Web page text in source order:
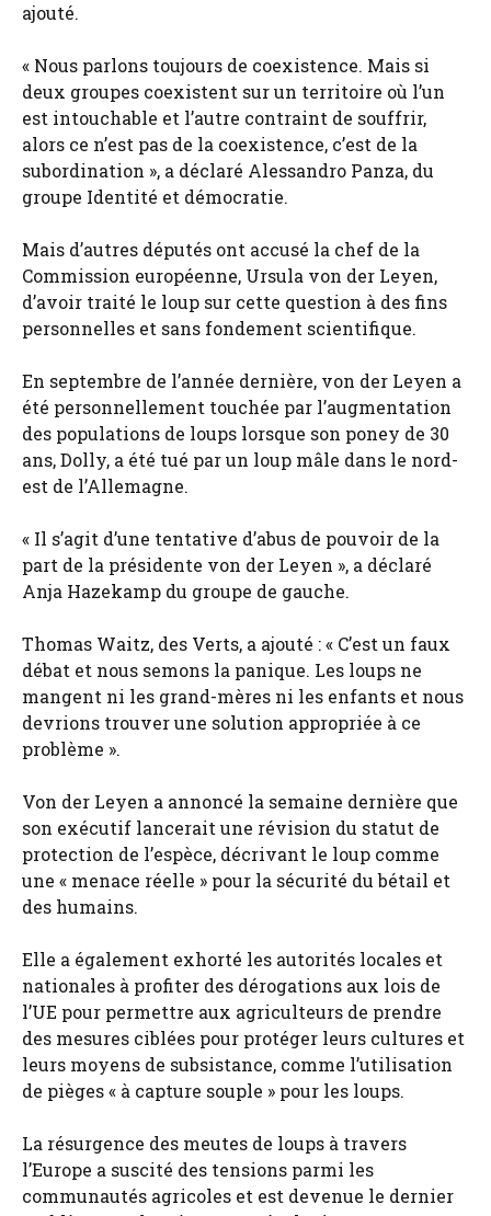
ajouté.
« Nous parlons toujours de coexistence. Mais si
deux groupes coexistent sur un territoire où l’un
est intouchable et l’autre contraint de souffrir,
alors ce n’est pas de la coexistence, c’est de la
subordination », a déclaré Alessandro Panza, du
groupe Identité et démocratie.
Mais d’autres députés ont accusé la chef de la
Commission européenne, Ursula von der Leyen,
d’avoir traité le loup sur cette question à des fins
personnelles et sans fondement scientifique.
En septembre de l’année dernière, von der Leyen a
été personnellement touchée par l’augmentation
des populations de loups lorsque son poney de 30
ans, Dolly, a été tué par un loup mâle dans le nord-
est de l’Allemagne.
« Il s’agit d’une tentative d’abus de pouvoir de la
part de la présidente von der Leyen », a déclaré
Anja Hazekamp du groupe de gauche.
Thomas Waitz, des Verts, a ajouté : « C’est un faux
débat et nous semons la panique. Les loups ne
mangent ni les grand-mères ni les enfants et nous
devrions trouver une solution appropriée à ce
problème ».
Von der Leyen a annoncé la semaine dernière que
son exécutif lancerait une révision du statut de
protection de l’espèce, décrivant le loup comme
une « menace réelle » pour la sécurité du bétail et
des humains.
Elle a également exhorté les autorités locales et
nationales à profiter des dérogations aux lois de
l’UE pour permettre aux agriculteurs de prendre
des mesures ciblées pour protéger leurs cultures et
leurs moyens de subsistance, comme l’utilisation
de pièges « à capture souple » pour les loups.
La résurgence des meutes de loups à travers
l’Europe a suscité des tensions parmi les
communautés agricoles et est devenue le dernier